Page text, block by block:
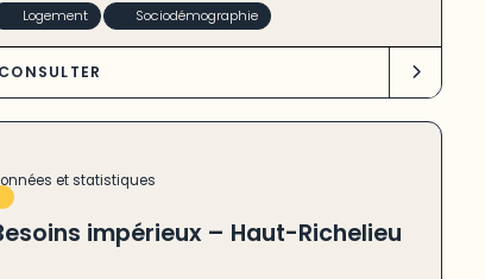
Logement Sociodémographie
CONSULTER
et statistiques
impérieux – Haut-Richelieu